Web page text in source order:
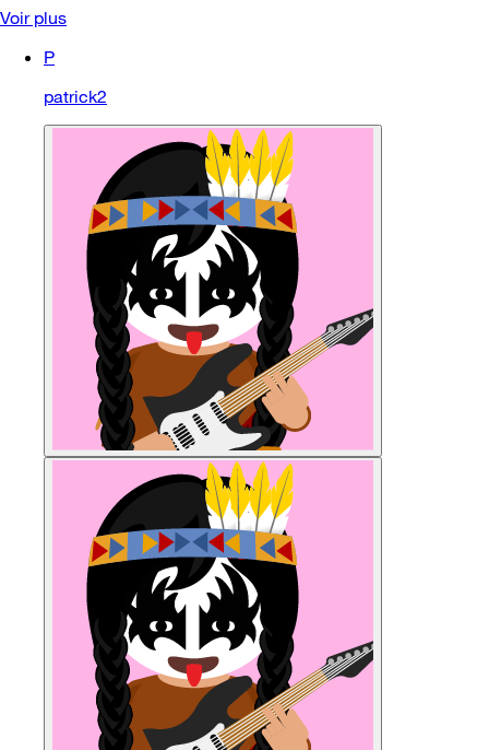
Voir plus
P
patrick2